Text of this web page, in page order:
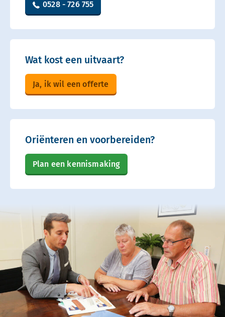
0528 - 726 755
Wat kost een uitvaart?
Ja, ik wil een offerte
Oriënteren en voorbereiden?
Plan een kennismaking